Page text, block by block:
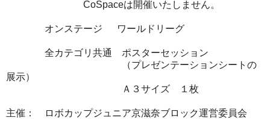
CoSpaceは開催いたしません。
オンステージ ワールドリーグ
全カテゴリ共通 ポスターセッション
（プレゼンテーションシートの
展示）
Ａ３サイズ １枚
主催： ロボカップジュニア京滋奈ブロック運営委員会